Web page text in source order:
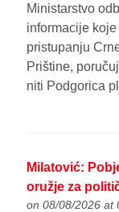
Ministarstvo
informacije
pristupanju
Prištine,
niti Podgorica
Milatović:
oružje za
on 08/08/2026 at